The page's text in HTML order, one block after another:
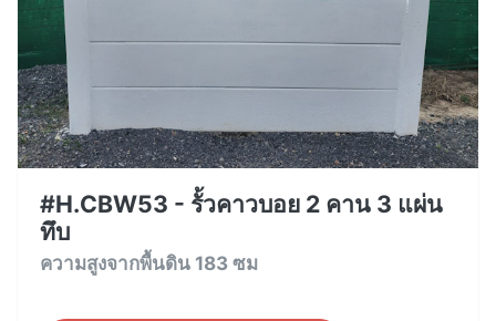
#H.CBW53 - รั้วคาวบอย 2 คาน 3 แผ่น
ทึบ
ความสูงจากพื้นดิน 183 ซม